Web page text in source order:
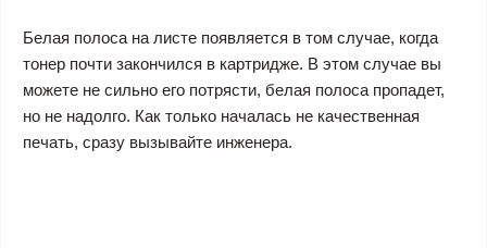
Белая полоса на листе появляется в том случае, когда
тонер почти закончился в картридже. В этом случае вы
можете не сильно его потрясти, белая полоса пропадет,
но не надолго. Как только началась не качественная
печать, сразу вызывайте инженера.